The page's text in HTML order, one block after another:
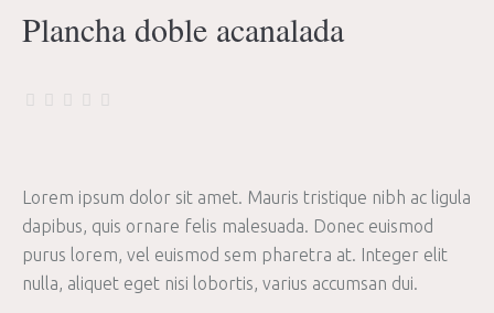
Plancha doble acanalada
Lorem ipsum dolor sit amet. Mauris tristique nibh ac ligula
dapibus, quis ornare felis malesuada. Donec euismod
purus lorem, vel euismod sem pharetra at. Integer elit
nulla, aliquet eget nisi lobortis, varius accumsan dui.